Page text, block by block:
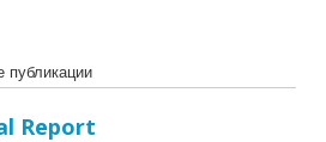
публикации
Report